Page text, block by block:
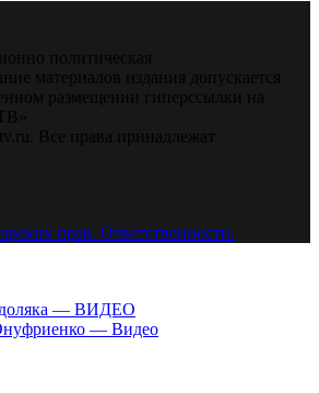
политическая
материалов издания допускается
размещении гиперссылки на
Все права принадлежат
прав. Ответственности.
— ВИДЕО
— Видео